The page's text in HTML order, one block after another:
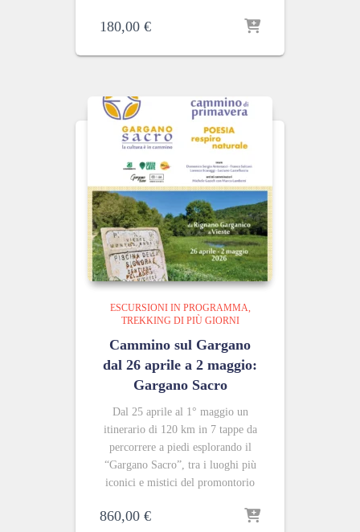
180,00 €
ESCURSIONI IN PROGRAMMA
TREKKING DI PIÙ GIORNI
Cammino sul Gargano
dal 26 aprile a 2 maggio:
Gargano Sacro
Dal 25 aprile al 1° maggio un
itinerario di 120 km in 7 tappe da
percorrere a piedi esplorando il
“Gargano Sacro”, tra i luoghi più
iconici e mistici del promontorio
860,00 €